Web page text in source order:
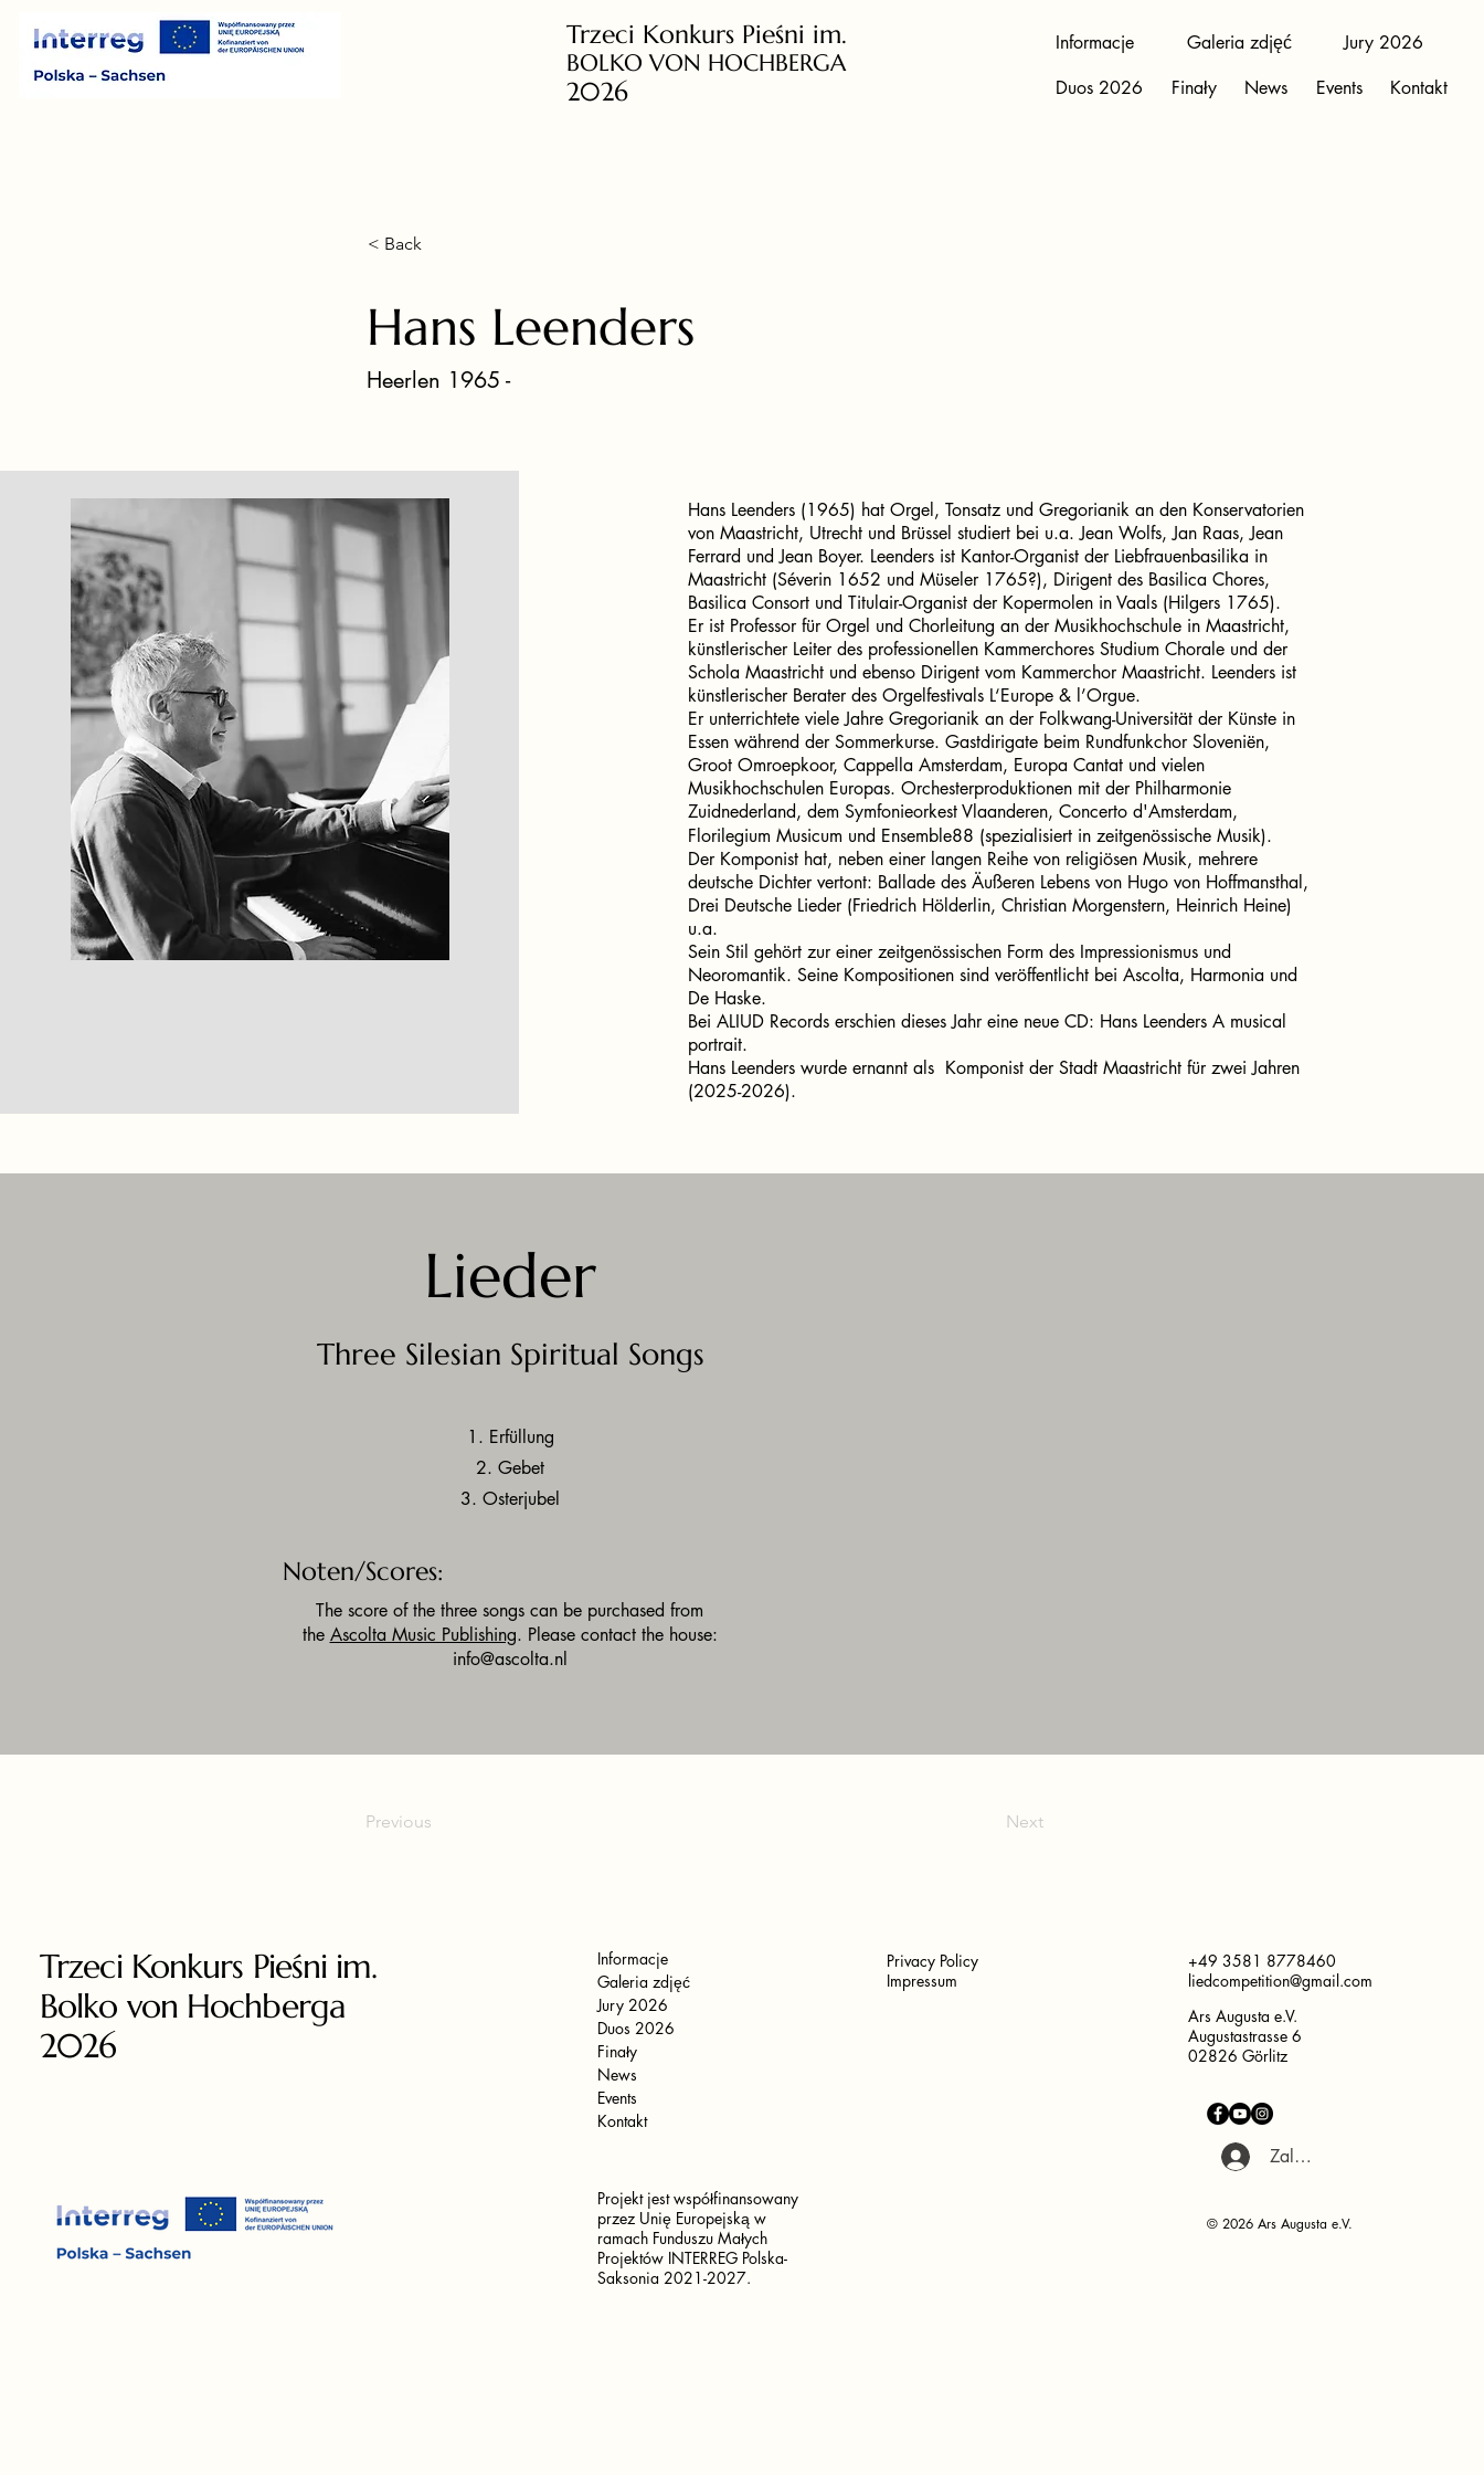
Trzeci Konkurs Pieśni im.
BOLKO VON HOCHBERGA
2026
Informacje Galeria zdjęć
Jury 2026
Duos 2026
Finały News Events Kontakt
< Back
Hans Leenders
Heerlen 1965 -
Hans Leenders (1965) hat Orgel, Tonsatz und Gregorianik an den Konservatorien
von Maastricht, Utrecht und Brüssel studiert bei u.a. Jean Wolfs, Jan Raas, Jean
Ferrard und Jean Boyer. Leenders ist Kantor-Organist der Liebfrauenbasilika in
Maastricht (Séverin 1652 und Müseler 1765?), Dirigent des Basilica Chores,
Basilica Consort und Titulair-Organist der Kopermolen in Vaals (Hilgers 1765).
Er ist Professor für Orgel und Chorleitung an der Musikhochschule in Maastricht,
künstlerischer Leiter des professionellen Kammerchores Studium Chorale und der
Schola Maastricht und ebenso Dirigent vom Kammerchor Maastricht. Leenders ist
künstlerischer Berater des Orgelfestivals L‘Europe & l’Orgue.
Er unterrichtete viele Jahre Gregorianik an der Folkwang-Universität der Künste in
Essen während der Sommerkurse. Gastdirigate beim Rundfunkchor Sloveniën,
Groot Omroepkoor, Cappella Amsterdam, Europa Cantat und vielen
Musikhochschulen Europas. Orchesterproduktionen mit der Philharmonie
Zuidnederland, dem Symfonieorkest Vlaanderen, Concerto d'Amsterdam,
Florilegium Musicum und Ensemble88 (spezialisiert in zeitgenössische Musik).
Der Komponist hat, neben einer langen Reihe von religiösen Musik, mehrere
deutsche Dichter vertont: Ballade des Äußeren Lebens von Hugo von Hoffmansthal,
Drei Deutsche Lieder (Friedrich Hölderlin, Christian Morgenstern, Heinrich Heine)
u.a.
Sein Stil gehört zur einer zeitgenössischen Form des Impressionismus und
Neoromantik. Seine Kompositionen sind veröffentlicht bei Ascolta, Harmonia und
De Haske.
Bei ALIUD Records erschien dieses Jahr eine neue CD: Hans Leenders A musical
portrait.
Hans Leenders wurde ernannt als Komponist der Stadt Maastricht für zwei Jahren
(2025-2026).
Lieder
Three Silesian Spiritual Songs
1. Erfüllung
2. Gebet
3. Osterjubel
Noten/Scores:
The score of the three songs can be purchased from
the Ascolta Music Publishing. Please contact the house:
info@ascolta.nl
Previous Next
Trzeci Konkurs Pieśni im.
Bolko von Hochberga
2026
Informacje
Galeria zdjęć
Jury 2026
Duos 2026
Finały
News
Events
Kontakt
Projekt jest współfinansowany
przez Unię Europejską w
ramach Funduszu Małych
Projektów INTERREG Polska-
Saksonia 2021-2027.
Privacy Policy
Impressum
+49 3581 8778460
liedcompetition@gmail.com
Ars Augusta e.V.
Augustastrasse 6
02826 Görlitz
Zaloguj się
© 2026 Ars Augusta e.V.